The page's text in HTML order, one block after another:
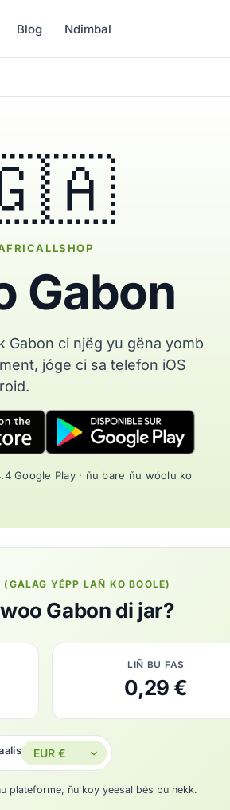
Blog Ndimbal
Gabon
Gabon ci njëg yu gëna yomb
jóge ci sa telefon iOS
Google Play · ñu bare ñu wóolu ko
YÉPP LAÑ KO BOOLE)
Gabon di jar?
LIÑ BU FAS
0,29 €
plateforme, ñu koy yeesal bés bu nekk.